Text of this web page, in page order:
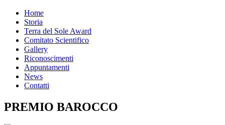
Home
Storia
Terra del Sole Award
Comitato Scientifico
Gallery
Riconoscimenti
Appuntamenti
News
Contatti
PREMIO BAROCCO